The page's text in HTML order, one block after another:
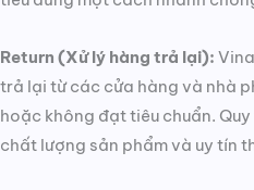
Return (Xử lý hàng trả lại):
trả lại từ các cửa hàng và nhà
hoặc không đạt tiêu chuẩn.
chất lượng sản phẩm và uy tín